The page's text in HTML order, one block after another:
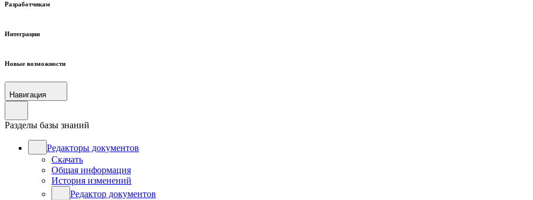
Разработчикам
Интеграции
Новые возможности
Навигация
Разделы базы знаний
Редакторы документов
Скачать
Общая информация
История изменений
Редактор документов